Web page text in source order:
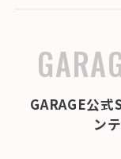
GARAGE公
ン